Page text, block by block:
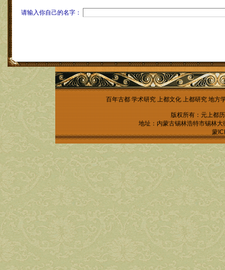
请输入你自己的名字：
百年古都 学术研究 上都文化 上都研究 地方
版权所有：元上都
地址：内蒙古锡林浩特市锡林
蒙